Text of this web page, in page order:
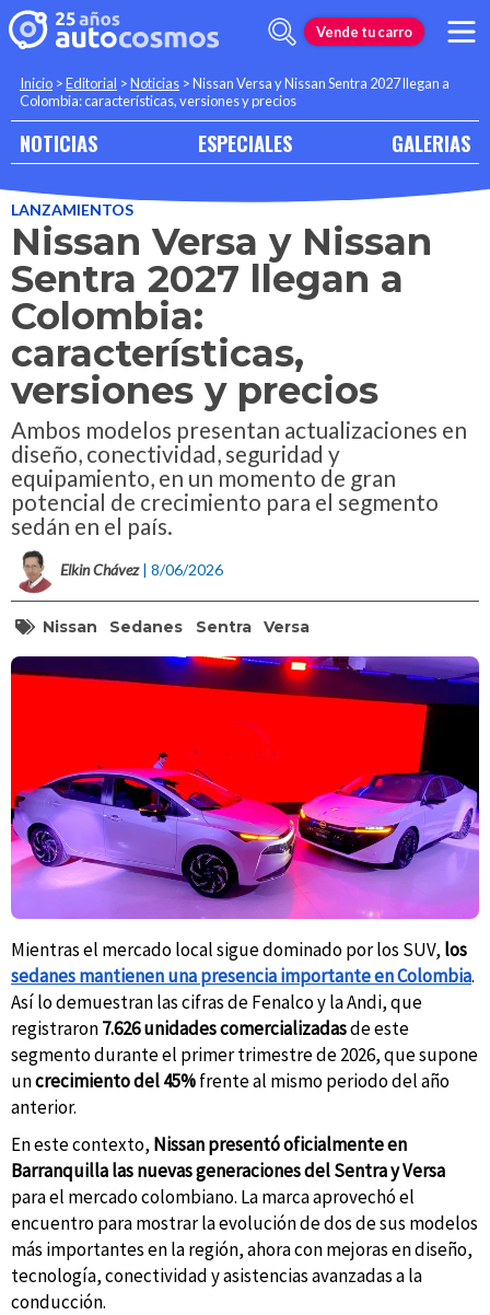
Vende tu carro
Inicio >Editorial >Noticias >Nissan Versa y Nissan Sentra 2027 llegan a
Colombia: características, versiones y precios
NOTICIAS ESPECIALES GALERIAS
LANZAMIENTOS
Nissan Versa y Nissan
Sentra 2027 llegan a
Colombia:
características,
versiones y precios
Ambos modelos presentan actualizaciones en
diseño, conectividad, seguridad y
equipamiento, en un momento de gran
potencial de crecimiento para el segmento
sedán en el país.
Elkin Chávez | 8/06/2026
Nissan Sedanes Sentra Versa
Mientras el mercado local sigue dominado por los SUV, los
sedanes mantienen una presencia importante en Colombia.
Así lo demuestran las cifras de Fenalco y la Andi, que
registraron7.626 unidades comercializadasde este
segmento durante el primer trimestre de 2026, que supone
uncrecimiento del 45%frente al mismo periodo del año
anterior.
En este contexto, Nissan presentó oficialmente en
Barranquilla las nuevas generaciones del Sentra y Versa
para el mercado colombiano. La marca aprovechó el
encuentro para mostrar la evolución de dos de sus modelos
más importantes en la región, ahora con mejoras en diseño,
tecnología, conectividad y asistencias avanzadas a la
conducción.